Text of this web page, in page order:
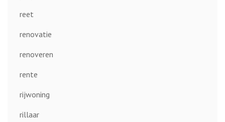
reet
renovatie
renoveren
rente
rijwoning
rillaar